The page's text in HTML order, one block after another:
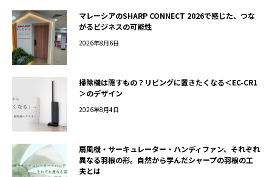
マレーシアのSHARP CONNECT 2026で感じた、つな
がるビジネスの可能性
2026年8月6日
掃除機は隠すもの？リビングに置きたくなる＜EC-CR1
＞のデザイン
2026年8月4日
扇風機・サーキュレーター・ハンディファン、それぞれ
異なる羽根の形。自然から学んだシャープの羽根の工
夫とは